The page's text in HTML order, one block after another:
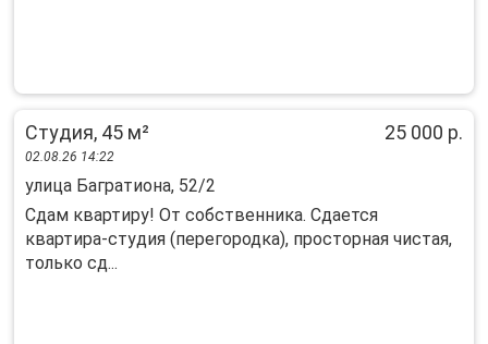
Студия, 45 м² 25 000 р.
02.08.26 14:22
улица Багратиона, 52/2
Сдам квартиру! От собственника. Сдается
квартира-студия (перегородка), просторная чистая,
только сд...